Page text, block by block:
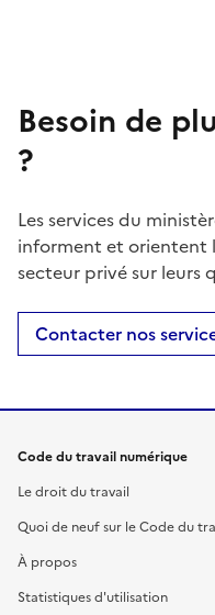
Besoin de
?
Les services du
informent et orientent
secteur privé sur leurs
Contacter nos
Code du travail numérique
Le droit du travail
Quoi de neuf sur le Code du
À propos
Statistiques d'utilisation